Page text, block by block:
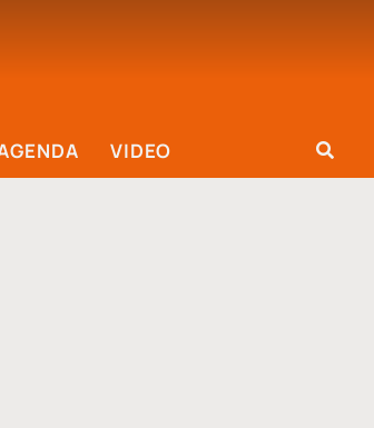
VIDEO